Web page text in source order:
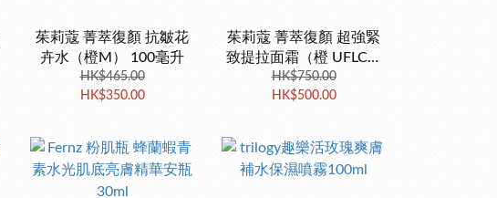
茱莉蔻 菁萃復顏 抗皺花
卉水（橙M） 100毫升
HK$465.00
HK$350.00
茱莉蔻 菁萃復顏 超強緊
致提拉面霜（橙 UFLC）
50ml
HK$750.00
HK$500.00